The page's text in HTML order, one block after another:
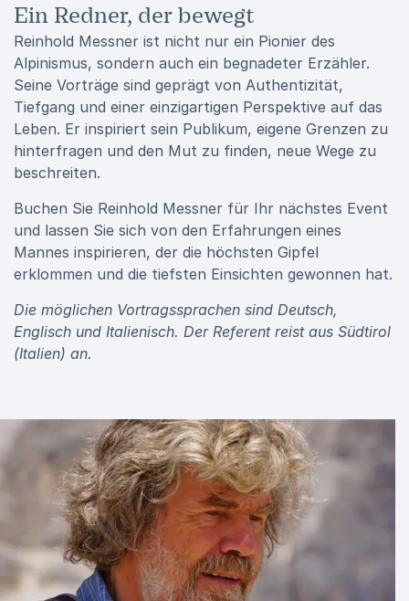
Ein Redner, der bewegt
Reinhold Messner ist nicht nur ein Pionier des
Alpinismus, sondern auch ein begnadeter Erzähler.
Seine Vorträge sind geprägt von Authentizität,
Tiefgang und einer einzigartigen Perspektive auf das
Leben. Er inspiriert sein Publikum, eigene Grenzen zu
hinterfragen und den Mut zu finden, neue Wege zu
beschreiten.
Buchen Sie Reinhold Messner für Ihr nächstes Event
und lassen Sie sich von den Erfahrungen eines
Mannes inspirieren, der die höchsten Gipfel
erklommen und die tiefsten Einsichten gewonnen hat.
Die möglichen Vortragssprachen sind Deutsch,
Englisch und Italienisch. Der Referent reist aus Südtirol
(Italien) an.